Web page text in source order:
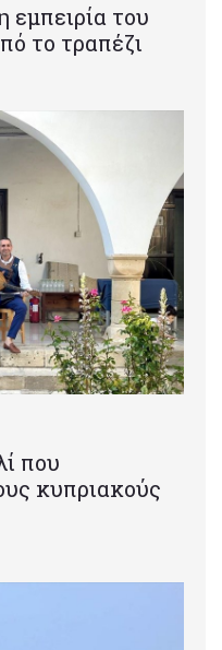
εμπειρία του
το τραπέζι
που
κυπριακούς